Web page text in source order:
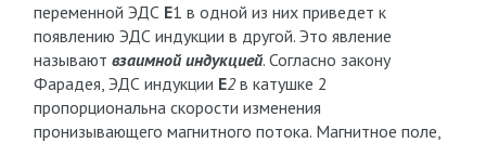
переменной ЭДС E1 в одной из них приведет к
появлению ЭДС индукции в другой. Это явление
называют взаимной индукцией. Согласно закону
Фарадея, ЭДС индукции E2в катушке 2
пропорциональна скорости изменения
пронизывающего магнитного потока. Магнитное поле,